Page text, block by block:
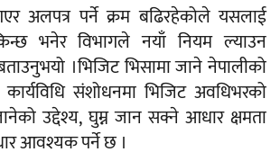
अलपत्र पर्ने क्रम बढिरहेकोले यसलाई
भनेर विभागले नयाँ नियम ल्याउन
।भिजिट भिसामा जाने नेपालीको
संशोधनमा भिजिट अवधिभरको
उद्देश्य, घुम्न जान सक्ने आधार क्षमता
आवश्यक पर्ने छ ।